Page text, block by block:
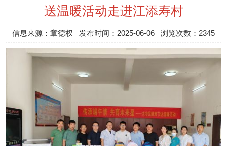
送温暖活动走进江添寿村
信息来源：章德权 发布时间：2025-06-06 浏览次数：2345